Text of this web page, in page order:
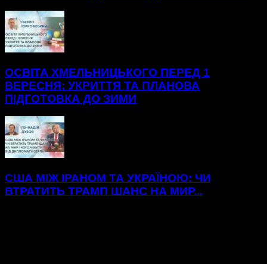
ОСВІТА ХМЕЛЬНИЦЬКОГО ПЕРЕД 1
ВЕРЕСНЯ: УКРИТТЯ ТА ПЛАНОВА
ПІДГОТОВКА ДО ЗИМИ
США МІЖ ІРАНОМ ТА УКРАЇНОЮ: ЧИ
ВТРАТИТЬ ТРАМП ШАНС НА МИР...